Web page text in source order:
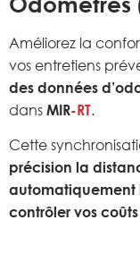
Améliorez la
vos entretiens
des données
dans MIR-RT.
Cette
précision la
automatiquement
contrôler vos